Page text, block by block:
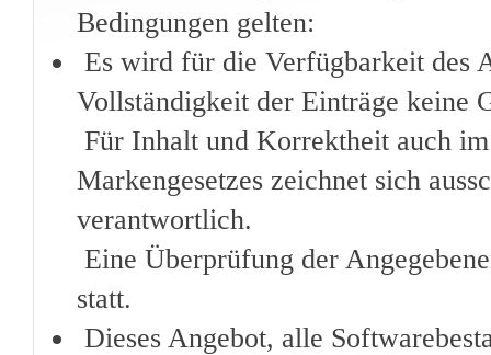
Bedingungen gelten:
Es wird für die Verfügbarkeit des
Vollständigkeit der Einträge keine
Für Inhalt und Korrektheit auch im
Markengesetzes zeichnet sich
verantwortlich.
Eine Überprüfung der
statt.
Dieses Angebot, alle